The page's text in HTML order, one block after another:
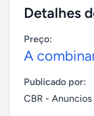
Detalhes
Preço:
A
Publicado por:
CBR - Anuncios